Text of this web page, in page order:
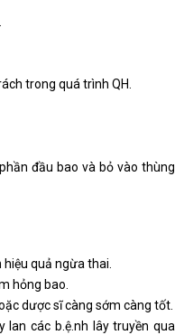
trong quá trình QH.
đầu bao và bỏ vào thùng
quả ngừa thai.
hỏng bao.
dược sĩ càng sớm càng tốt.
các b.ệ.nh lây truyền qua